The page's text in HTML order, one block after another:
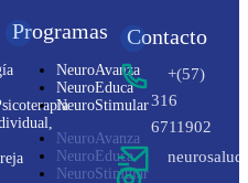
Programas
NeuroAvanza
NeuroEduca
NeuroStimular
NeuroAvanza
NeuroEduca
NeuroStimular
Contacto
+(57)
316
6711902